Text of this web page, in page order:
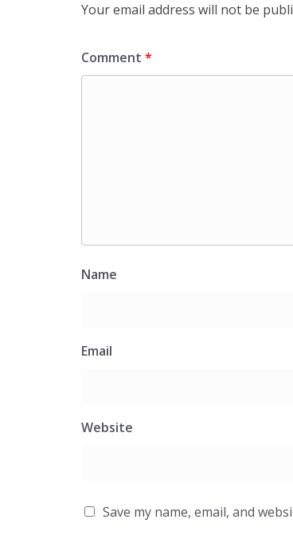
Your email address will not be
Comment *
Name
Email
Website
Save my name, email, and